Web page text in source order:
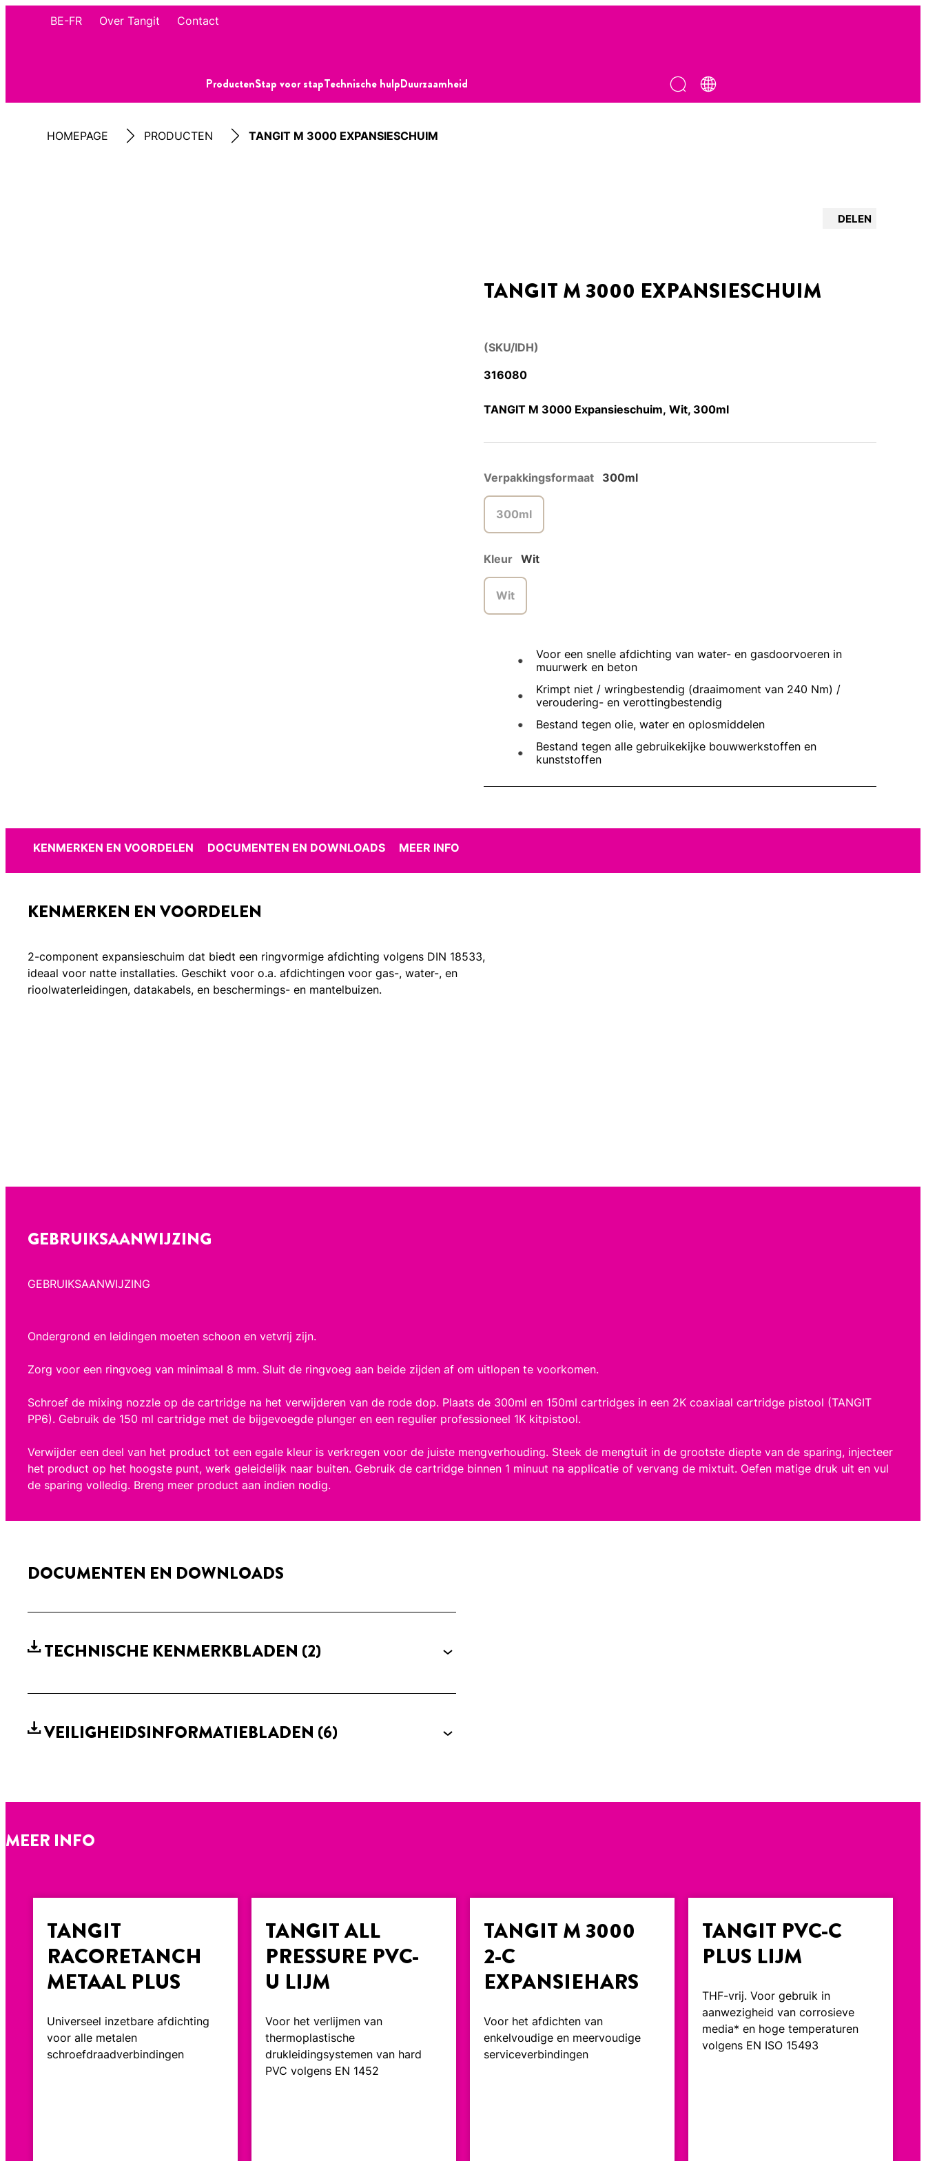
BE-FR Over Tangit Contact
ProductenStap voor stapTechnische hulpDuurzaamheid
HOMEPAGE PRODUCTEN TANGIT M 3000 EXPANSIESCHUIM
DELEN
TANGIT M 3000 EXPANSIESCHUIM
(SKU/IDH)
316080
TANGIT M 3000 Expansieschuim, Wit, 300ml
Verpakkingsformaat 300ml
300ml
Kleur Wit
Wit
Voor een snelle afdichting van water- en gasdoorvoeren in
muurwerk en beton
Krimpt niet / wringbestendig (draaimoment van 240 Nm) /
veroudering- en verottingbestendig
Bestand tegen olie, water en oplosmiddelen
Bestand tegen alle gebruikekijke bouwwerkstoffen en
kunststoffen
KENMERKEN EN VOORDELEN DOCUMENTEN EN DOWNLOADS MEER INFO
KENMERKEN EN VOORDELEN
2-component expansieschuim dat biedt een ringvormige afdichting volgens DIN 18533,
ideaal voor natte installaties. Geschikt voor o.a. afdichtingen voor gas-, water-, en
rioolwaterleidingen, datakabels, en beschermings- en mantelbuizen.
GEBRUIKSAANWIJZING
GEBRUIKSAANWIJZING
Ondergrond en leidingen moeten schoon en vetvrij zijn.
Zorg voor een ringvoeg van minimaal 8 mm. Sluit de ringvoeg aan beide zijden af om uitlopen te voorkomen.
Schroef de mixing nozzle op de cartridge na het verwijderen van de rode dop. Plaats de 300ml en 150ml cartridges in een 2K coaxiaal cartridge pistool (TANGIT
PP6). Gebruik de 150 ml cartridge met de bijgevoegde plunger en een regulier professioneel 1K kitpistool.
Verwijder een deel van het product tot een egale kleur is verkregen voor de juiste mengverhouding. Steek de mengtuit in de grootste diepte van de sparing, injecteer
het product op het hoogste punt, werk geleidelijk naar buiten. Gebruik de cartridge binnen 1 minuut na applicatie of vervang de mixtuit. Oefen matige druk uit en vul
de sparing volledig. Breng meer product aan indien nodig.
DOCUMENTEN EN DOWNLOADS
TECHNISCHE KENMERKBLADEN (2)
VEILIGHEIDSINFORMATIEBLADEN (6)
MEER INFO
TANGIT
RACORETANCH
METAAL PLUS
Universeel inzetbare afdichting
voor alle metalen
schroefdraadverbindingen
TANGIT ALL
PRESSURE PVC-
U LIJM
Voor het verlijmen van
thermoplastische
drukleidingsystemen van hard
PVC volgens EN 1452
TANGIT M 3000
2-C
EXPANSIEHARS
Voor het afdichten van
enkelvoudige en meervoudige
serviceverbindingen
TANGIT PVC-C
PLUS LIJM
THF-vrij. Voor gebruik in
aanwezigheid van corrosieve
media* en hoge temperaturen
volgens EN ISO 15493